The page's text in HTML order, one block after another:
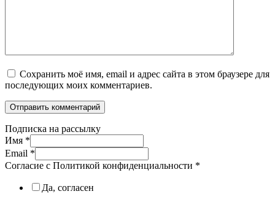
Сохранить моё имя, email и адрес сайта в этом браузере для
последующих моих комментариев.
Подписка на рассылку
Имя *
Email *
Согласие с Политикой конфиденциальности *
Да, согласен